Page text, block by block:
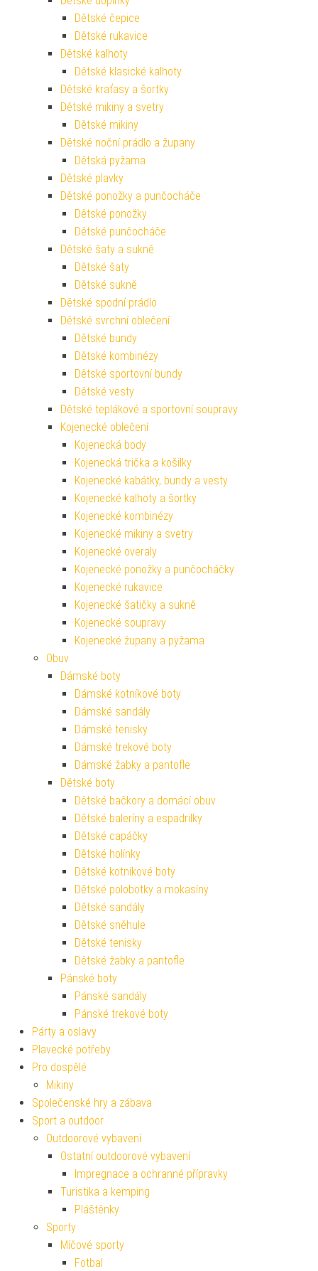
Dětské čepice
Dětské rukavice
Dětské kalhoty
Dětské klasické kalhoty
Dětské kraťasy a šortky
Dětské mikiny a svetry
Dětské mikiny
Dětské noční prádlo a župany
Dětská pyžama
Dětské plavky
Dětské ponožky a punčocháče
Dětské ponožky
Dětské punčocháče
Dětské šaty a sukně
Dětské šaty
Dětské sukně
Dětské spodní prádlo
Dětské svrchní oblečení
Dětské bundy
Dětské kombinézy
Dětské sportovní bundy
Dětské vesty
Dětské teplákové a sportovní soupravy
Kojenecké oblečení
Kojenecká body
Kojenecká trička a košilky
Kojenecké kabátky, bundy a vesty
Kojenecké kalhoty a šortky
Kojenecké kombinézy
Kojenecké mikiny a svetry
Kojenecké overaly
Kojenecké ponožky a punčocháčky
Kojenecké rukavice
Kojenecké šatičky a sukně
Kojenecké soupravy
Kojenecké župany a pyžama
Obuv
Dámské boty
Dámské kotníkové boty
Dámské sandály
Dámské tenisky
Dámské trekové boty
Dámské žabky a pantofle
Dětské boty
Dětské bačkory a domácí obuv
Dětské baleríny a espadrilky
Dětské capáčky
Dětské holínky
Dětské kotníkové boty
Dětské polobotky a mokasíny
Dětské sandály
Dětské sněhule
Dětské tenisky
Dětské žabky a pantofle
Pánské boty
Pánské sandály
Pánské trekové boty
Párty a oslavy
Plavecké potřeby
Pro dospělé
Mikiny
Společenské hry a zábava
Sport a outdoor
Outdoorové vybavení
Ostatní outdoorové vybavení
Impregnace a ochranné přípravky
Turistika a kemping
Pláštěnky
Sporty
Míčové sporty
Fotbal